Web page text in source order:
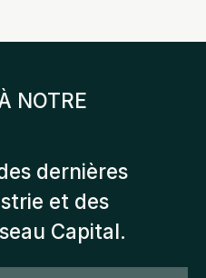
NOTRE
dernières
et des
Capital.